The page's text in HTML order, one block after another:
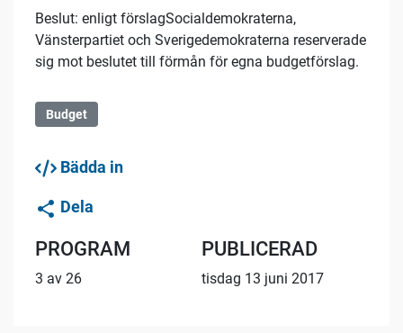
Beslut: enligt förslagSocialdemokraterna,
Vänsterpartiet och Sverigedemokraterna reserverade
sig mot beslutet till förmån för egna budgetförslag.
Budget
Bädda in
Dela
PROGRAM
3 av 26
PUBLICERAD
tisdag 13 juni 2017